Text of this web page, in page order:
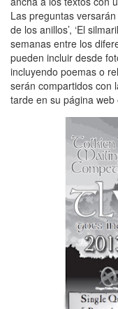
Las preguntas versarán
de los anillos’, ‘El
semanas entre los
pueden incluir desde
incluyendo poemas o
serán compartidos con
tarde en su página web